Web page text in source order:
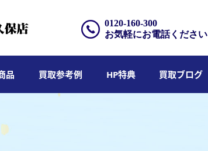
0120-160-300
お気軽にお電話ください
品 買取参考例 HP特典 買取ブログ